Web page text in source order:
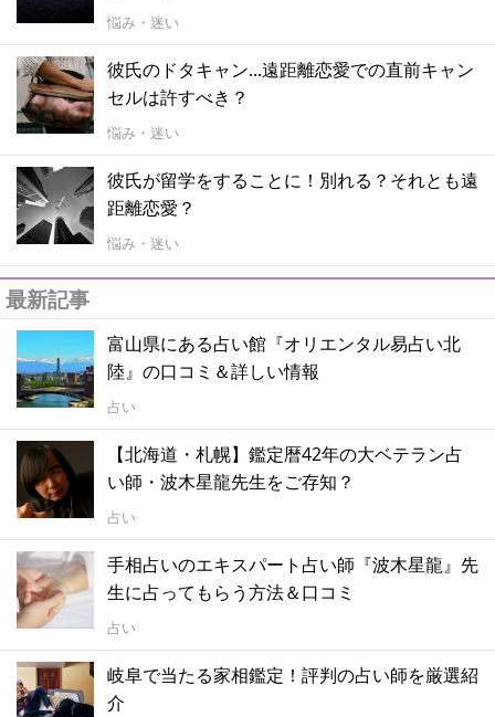
悩み・迷い
彼氏のドタキャン...遠距離恋愛での直前キャン
セルは許すべき？
悩み・迷い
彼氏が留学をすることに！別れる？それとも遠
距離恋愛？
悩み・迷い
最新記事
富山県にある占い館『オリエンタル易占い北
陸』の口コミ＆詳しい情報
占い
【北海道・札幌】鑑定暦42年の大ベテラン占
い師・波木星龍先生をご存知？
占い
手相占いのエキスパート占い師『波木星龍』先
生に占ってもらう方法＆口コミ
占い
岐阜で当たる家相鑑定！評判の占い師を厳選紹
介